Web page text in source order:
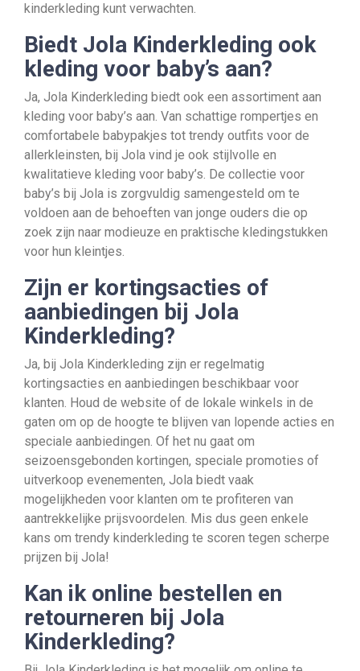
kinderkleding kunt verwachten.
Biedt Jola Kinderkleding ook
kleding voor baby’s aan?
Ja, Jola Kinderkleding biedt ook een assortiment aan
kleding voor baby’s aan. Van schattige rompertjes en
comfortabele babypakjes tot trendy outfits voor de
allerkleinsten, bij Jola vind je ook stijlvolle en
kwalitatieve kleding voor baby’s. De collectie voor
baby’s bij Jola is zorgvuldig samengesteld om te
voldoen aan de behoeften van jonge ouders die op
zoek zijn naar modieuze en praktische kledingstukken
voor hun kleintjes.
Zijn er kortingsacties of
aanbiedingen bij Jola
Kinderkleding?
Ja, bij Jola Kinderkleding zijn er regelmatig
kortingsacties en aanbiedingen beschikbaar voor
klanten. Houd de website of de lokale winkels in de
gaten om op de hoogte te blijven van lopende acties en
speciale aanbiedingen. Of het nu gaat om
seizoensgebonden kortingen, speciale promoties of
uitverkoop evenementen, Jola biedt vaak
mogelijkheden voor klanten om te profiteren van
aantrekkelijke prijsvoordelen. Mis dus geen enkele
kans om trendy kinderkleding te scoren tegen scherpe
prijzen bij Jola!
Kan ik online bestellen en
retourneren bij Jola
Kinderkleding?